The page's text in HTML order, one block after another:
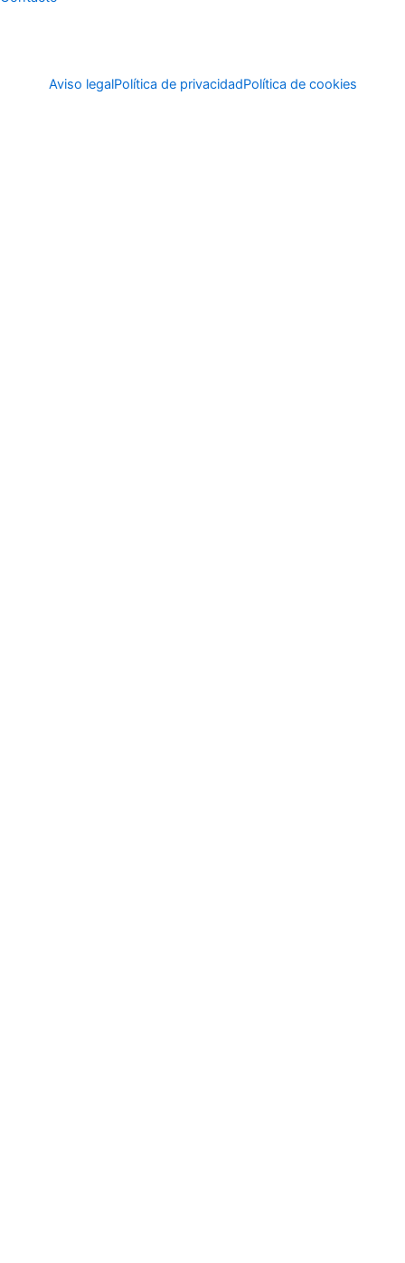
Aviso legalPolítica de privacidadPolítica de cookies